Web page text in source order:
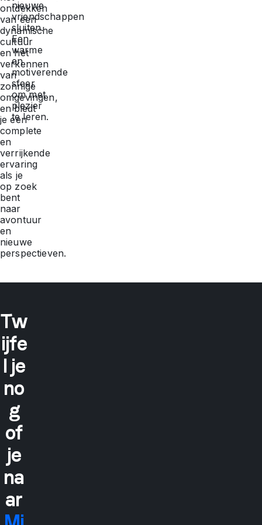
ontdekken
van een
dynamische
cultuur
en het
verkennen
van
zonnige
omgevingen,
en biedt
je een
complete
en
verrijkende
ervaring
als je
op zoek
bent
naar
avontuur
en
nieuwe
perspectieven.
nieuwe
vriendschappen
sluiten.
Een
warme
en
motiverende
sfeer
om met
plezier
te leren.
Tw
ijfe
l je
no
g
of
je
na
ar